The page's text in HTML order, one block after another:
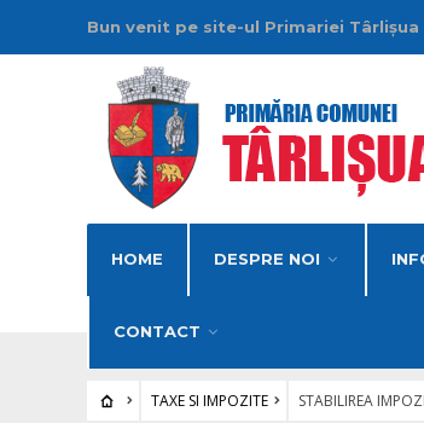
Bun venit pe site-ul Primariei
HOME DESPRE NOI
CONTACT
TAXE SI IMPOZITE STABILIREA